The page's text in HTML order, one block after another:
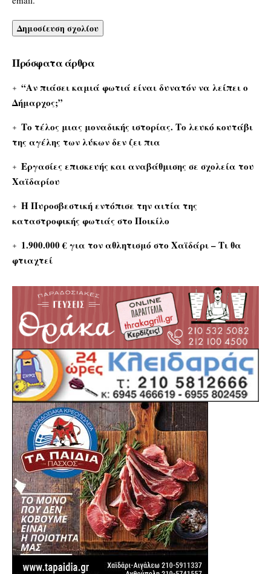
Πρόσφατα άρθρα
“Αν πιάσει καμιά φωτιά είναι δυνατόν να λείπει ο
Δήμαρχος;”
Το τέλος μιας μοναδικής ιστορίας. Το λευκό κουτάβι
της αγέλης των λύκων δεν ζει πια
Εργασίες επισκευής και αναβάθμισης σε σχολεία του
Χαϊδαρίου
Η Πυροσβεστική εντόπισε την αιτία της
καταστροφικής φωτιάς στο Ποικίλο
1.900.000 € για τον αθλητισμό στο Χαϊδάρι – Τι θα
φτιαχτεί